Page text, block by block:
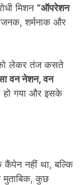
मिशन “ऑपरेशन
शर्मनाक और
लेकर तंज कसते
वन नेशन,वन
हो गया और इसके
कैंपेन नहीं था, बल्कि
कुछ